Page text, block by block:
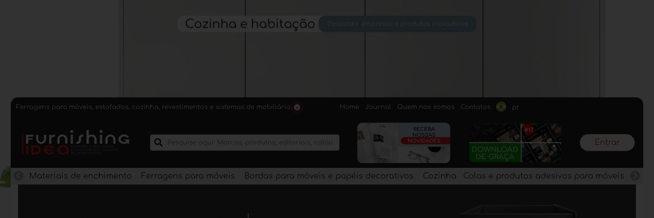
Ferragens para móveis, estofados, cozinha, revestimentos e sistemas de mobiliário. Home Journal Quem nos somos Contatos pt
Entrar
Materiais de enchimento Ferragens para móveis Bordas para móveis e papéis decorativos Cozinha Colas e produtos adesivos para móveis